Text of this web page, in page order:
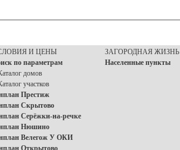
И ЦЕНЫ
по параметрам
домов
участков
Престиж
Скрытово
Серёжки-на-речке
Нюшино
Велегож У ОКИ
Открытово
ЗАГОРОДНАЯ ЖИЗНЬ
Населенные пункты